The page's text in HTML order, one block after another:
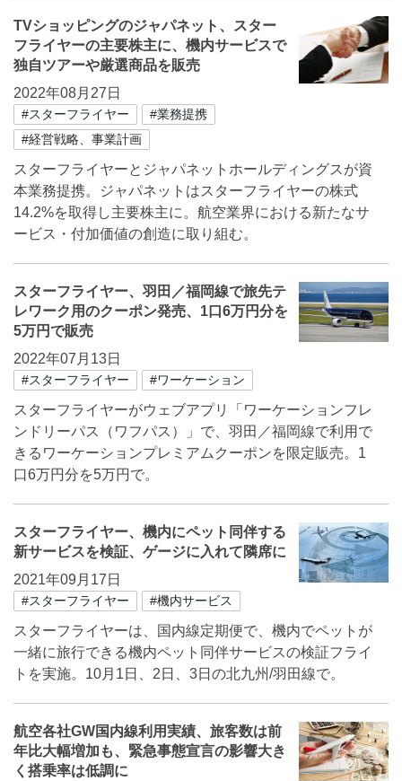
TVショッピングのジャパネット、スター
フライヤーの主要株主に、機内サービスで
独自ツアーや厳選商品を販売
2022年08月27日
#スターフライヤー
#業務提携
#経営戦略、事業計画
スターフライヤーとジャパネットホールディングスが資
本業務提携。ジャパネットはスターフライヤーの株式
14.2%を取得し主要株主に。航空業界における新たなサ
ービス・付加価値の創造に取り組む。
スターフライヤー、羽田／福岡線で旅先テ
レワーク用のクーポン発売、1口6万円分を
5万円で販売
2022年07月13日
#スターフライヤー #ワーケーション
スターフライヤーがウェブアプリ「ワーケーションフレ
ンドリーパス（ワフパス）」で、羽田／福岡線で利用で
きるワーケーションプレミアムクーポンを限定販売。1
口6万円分を5万円で。
スターフライヤー、機内にペット同伴する
新サービスを検証、ゲージに入れて隣席に
2021年09月17日
#スターフライヤー #機内サービス
スターフライヤーは、国内線定期便で、機内でペットが
一緒に旅行できる機内ペット同伴サービスの検証フライ
トを実施。10月1日、2日、3日の北九州/羽田線で。
航空各社GW国内線利用実績、旅客数は前
年比大幅増加も、緊急事態宣言の影響大き
く搭乗率は低調に